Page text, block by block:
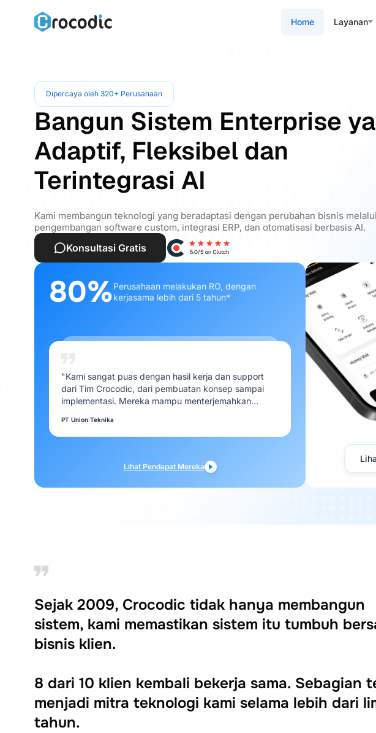
Home Layanan
Dipercaya oleh 320+ Perusahaan
Bangun Sistem Enterprise
Adaptif, Fleksibel dan
Terintegrasi AI
Kami membangun teknologi yang beradaptasi dengan perubahan bisnis melalui
pengembangan software custom, integrasi ERP, dan otomatisasi berbasis AI.
Konsultasi Gratis
80%Perusahaan melakukan RO, dengan
kerjasama lebih dari 5 tahun*
"Kami sangat puas dengan hasil kerja dan support
dari Tim Crocodic, dari pembuatan konsep sampai
implementasi. Mereka mampu menterjemahkan
PT Union Teknika
Lihat Pendapat Mereka
Sejak 2009, Crocodic tidak hanya membangun
sistem, kami memastikan sistem itu tumbuh
bisnis klien.
8 dari 10 klien kembali bekerja sama. Sebagian
menjadi mitra teknologi kami selama lebih dari
tahun.